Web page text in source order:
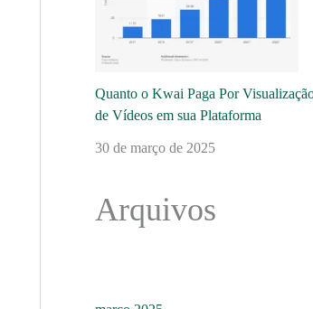
Quanto o Kwai Paga Por
de Vídeos em sua Plataforma
30 de março de 2025
Arquivos